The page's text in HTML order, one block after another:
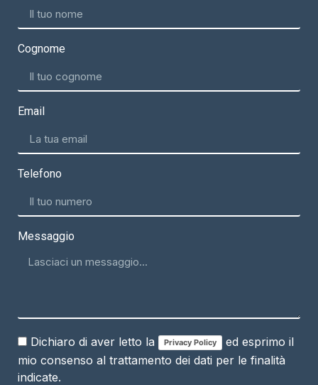
Cognome
Email
Telefono
Messaggio
Dichiaro di aver letto la Privacy Policy
ed esprimo il
mio consenso al trattamento dei dati per le finalità
indicate.